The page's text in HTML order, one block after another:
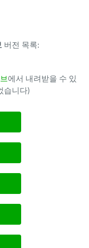
버전 목록:
에서 내려받을 수 있
습니다)